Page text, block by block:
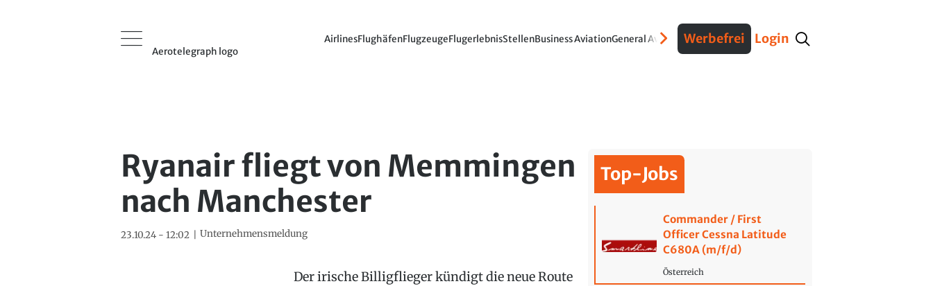
Aerotelegraph logo
AirlinesFlughäfenFlugzeugeFlugerlebnisStellenBusiness AviationGeneral AviationVerteidigungInterviews Fracht
Werbefrei Login
Ryanair fliegt von Memmingen
nach Manchester
23.10.24 - 12:02 Unternehmensmeldung
Der irische Billigflieger kündigt die neue Route
Top-Jobs
Commander / First
Officer Cessna Latitude
C680A (m/f/d)
Österreich